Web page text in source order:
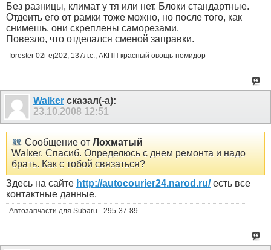
Без разницы, климат у тя или нет. Блоки стандартные.
Отдеить его от рамки тоже можно, но после того, как
снимешь. они скреплены саморезами.
Повезло, что отделался сменой заправки.
forester 02г ej202, 137л.с., АКПП красный овощь-помидор
Walker сказал(-а):
23.10.2008 12:51
Сообщение от Лохматый
Wаlкеr. Спасиб. Определюсь с днем ремонта и надо
брать. Как с тобой связаться?
Здесь на сайте http://autocourier24.narod.ru/есть все
контактные данные.
Автозапчасти для Subaru - 295-37-89.